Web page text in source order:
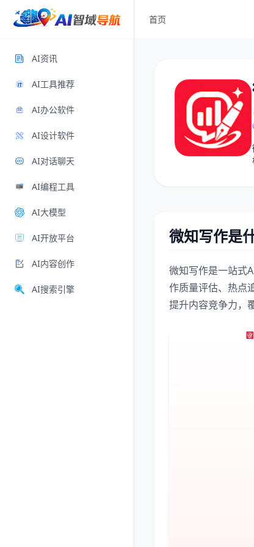
AI资讯
AI工具推荐
AI办公软件
AI设计软件
AI对话聊天
AI编程工具
AI大模型
AI开放平台
AI内容创作
AI搜索引擎
首页
微知写作是
微知写作是一站式
作质量评估、热点
提升内容竞争力，